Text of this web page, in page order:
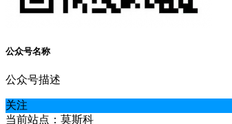
公众号名称
公众号描述
关注
当前站点：莫斯科